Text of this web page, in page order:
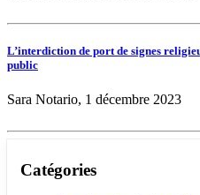
L’interdiction de port de signes
public
Sara Notario, 1 décembre 2023
Catégories